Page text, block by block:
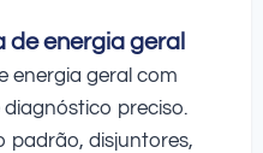
de energia geral
energia geral com
preciso.
padrão, disjuntores,